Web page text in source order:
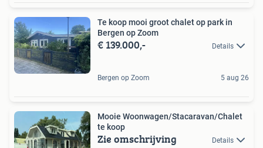
Te koop mooi groot chalet op park in
Bergen op Zoom
€ 139.000,- Details
Bergen op Zoom 5 aug 26
Mooie Woonwagen/Stacaravan/Chalet
te koop
Zie omschrijving Details